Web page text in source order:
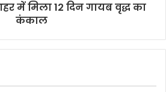
में मिला 12 दिन गायब वृद्ध का
कंकाल